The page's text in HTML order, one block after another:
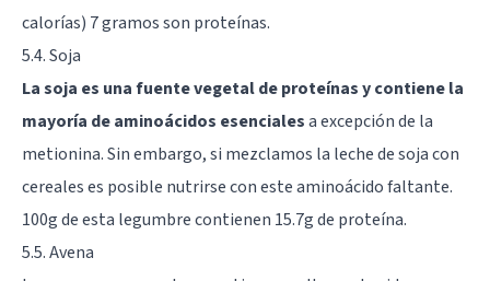
calorías) 7 gramos son proteínas.
5.4. Soja
La soja es una fuente vegetal de proteínas y contiene la
mayoría de aminoácidos esencialesa excepción de la
metionina. Sin embargo, si mezclamos la leche de soja con
cereales es posible nutrirse con este aminoácido faltante.
100g de esta legumbre contienen 15.7g de proteína.
5.5. Avena